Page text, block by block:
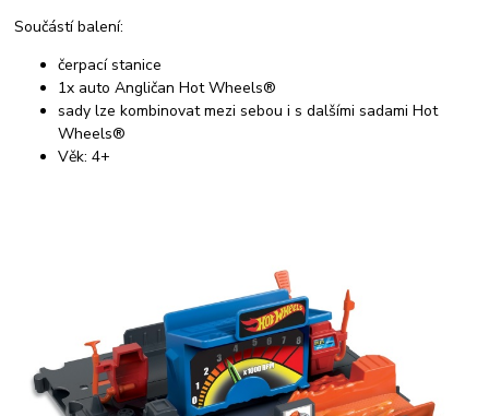
Součástí balení:
čerpací stanice
1x auto Angličan Hot Wheels®
sady lze kombinovat mezi sebou i s dalšími sadami Hot
Wheels®
Věk: 4+